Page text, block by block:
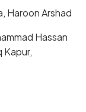
Haroon Arshad
Hassan
Kapur,